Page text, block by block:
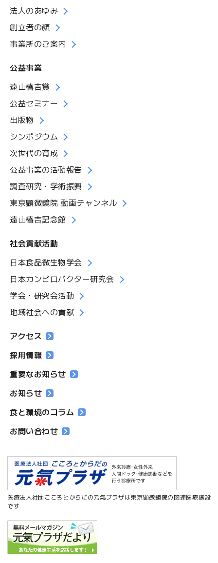
法人のあゆみ
創立者の顔
事業所のご案内
公益事業
遠山椿吉賞
公益セミナー
出版物
シンポジウム
次世代の育成
公益事業の活動報告
調査研究・学術振興
東京顕微鏡院 動画チャンネル
遠山椿吉記念館
社会貢献活動
日本食品微生物学会
日本カンピロバクター研究会
学会・研究会活動
地域社会への貢献
アクセス
採用情報
重要なお知らせ
お知らせ
食と環境のコラム
お問い合わせ
医療法人社団こころとからだの元氣プラザは東京顕微鏡院の関連医療施設
です